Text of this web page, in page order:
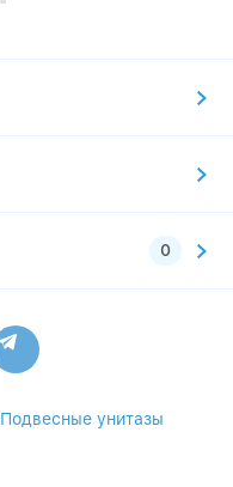
Подвесные унитазы